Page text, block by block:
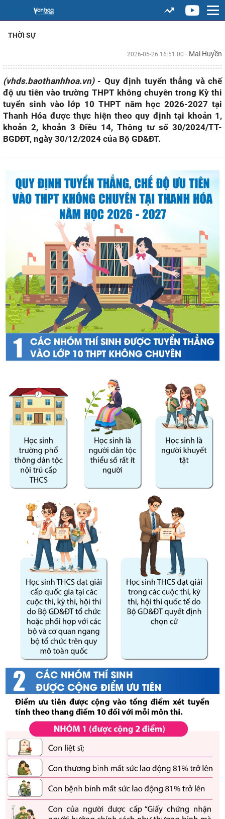
THỜI SỰ
2026-05-26 16:51:00 - Mai Huyền
(vhds.baothanhhoa.vn)- Quy định tuyển thẳng và chế
độ ưu tiên vào trường THPT không chuyên trong Kỳ thi
tuyển sinh vào lớp 10 THPT năm học 2026-2027 tại
Thanh Hóa được thực hiện theo quy định tại khoản 1,
khoản 2, khoản 3 Điều 14, Thông tư số 30/2024/TT-
BGDĐT, ngày 30/12/2024 của Bộ GD&ĐT.